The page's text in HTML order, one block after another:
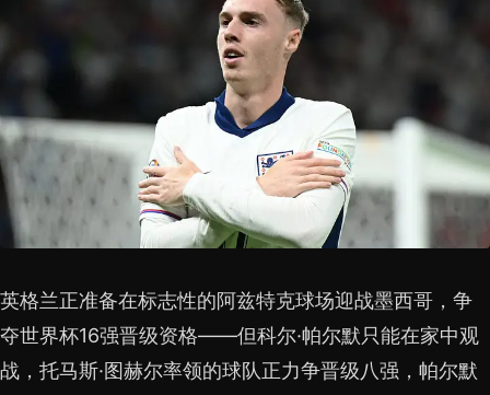
英格兰正准备在标志性的阿兹特克球场迎战墨西哥，争
夺世界杯16强晋级资格——但科尔·帕尔默只能在家中观
战，托马斯·图赫尔率领的球队正力争晋级八强，帕尔默